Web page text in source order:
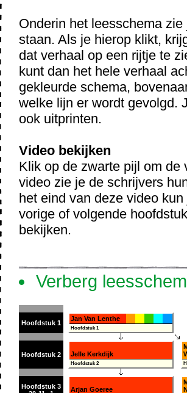
Onderin het leesschema
staan. Als je hierop klikt,
dat verhaal op een rijtje te
kunt dan het hele verhaal
gekleurde schema,
welke lijn er wordt gevolgd.
ook uitprinten.
Video bekijken
Klik op de zwarte pijl om de
video zie je de schrijvers
het eind van deze video
vorige of volgende
bekijken.
Verberg
Hoofdstuk 1
Jan Van Lenthe
Hoofdstuk 1
Hoofdstuk 2 Jelle Kerkdijk
Hoofdstuk 2
Hoofdstuk 3
Arjan Goeree